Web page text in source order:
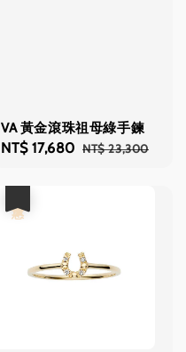
VA 黃金滾珠祖母綠手鍊
Sale
NT$ 17,680 Regular
NT$ 23,300